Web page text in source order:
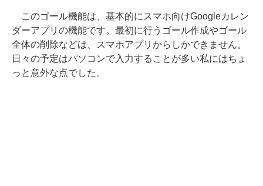
このゴール機能は、基本的にスマホ向けGoogleカレン
ダーアプリの機能です。最初に行うゴール作成やゴール
全体の削除などは、スマホアプリからしかできません。
日々の予定はパソコンで入力することが多い私にはちょ
っと意外な点でした。